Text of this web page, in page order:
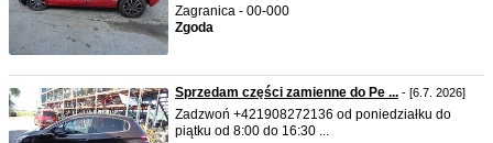
Zagranica - 00-000
Zgoda
Sprzedam części zamienne do Pe ... - [6.7. 2026]
Zadzwoń +421908272136 od poniedziałku do
piątku od 8:00 do 16:30 ...